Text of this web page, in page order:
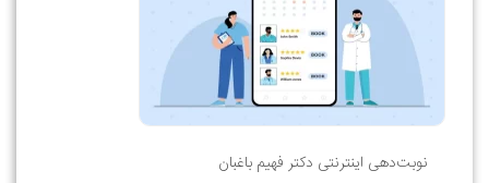
نوبت‌دهی اینترنتی دکتر فهیم باغبان